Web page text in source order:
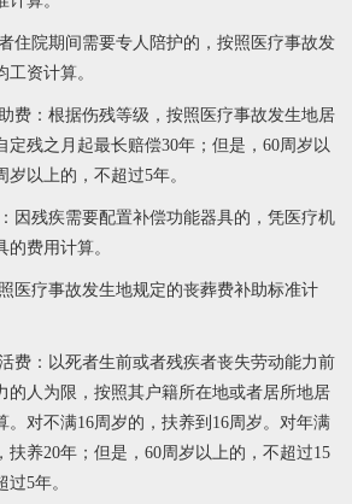
住院期间需要专人陪护的，按照医疗事故发
资计算。
费：根据伤残等级，按照医疗事故发生地居
定残之月起最长赔偿30年；但是，60周岁以
以上的，不超过5年。
因残疾需要配置补偿功能器具的，凭医疗机
费用计算。
医疗事故发生地规定的丧葬费补助标准计
费：以死者生前或者残疾者丧失劳动能力前
的人为限，按照其户籍所在地或者居所地居
。对不满16周岁的，扶养到16周岁。对年满
扶养20年；但是，60周岁以上的，不超过15
5年。